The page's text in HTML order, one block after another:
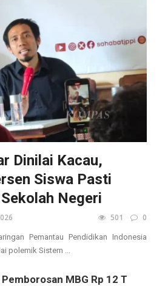
Dinilai Kacau,
Siswa Pasti
Negeri
501 0
Pemantau Pendidikan Indonesia
polemik Sistem ...
Pemborosan MBG Rp 12 T